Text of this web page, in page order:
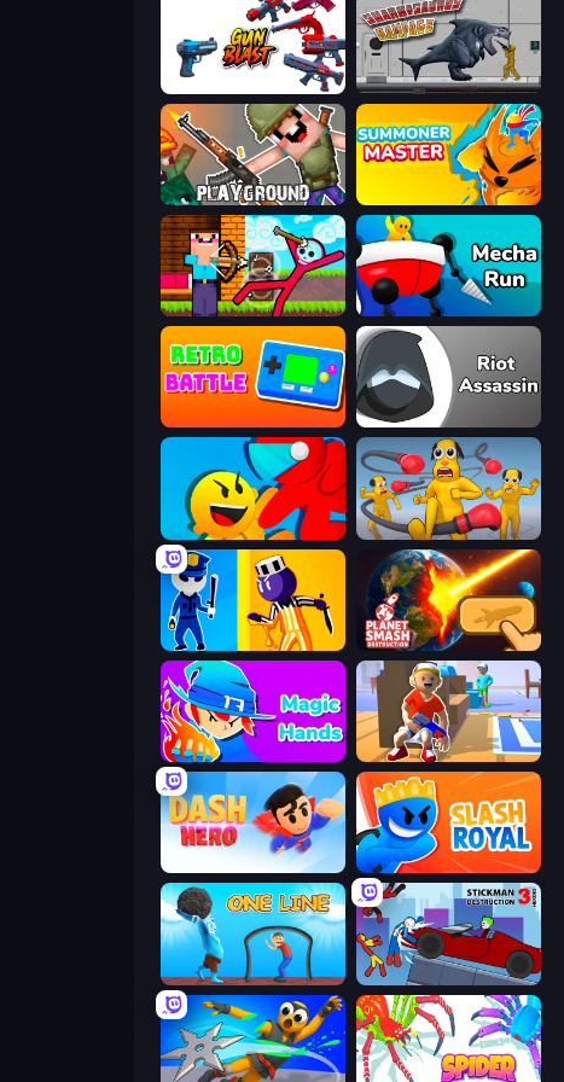
Sharkosaurus Rampage
Playground Summoner Master
Noob Archer vs Stickman Zombie Mecha Run
Retro Battle Riot Assassin
Riot Escape Annoying Uncle Punch Game
Planet Smash Destruction
Magic Hands Blaster Pranks
Slash Royal
One Line Stickman Destruction 3 Heroes